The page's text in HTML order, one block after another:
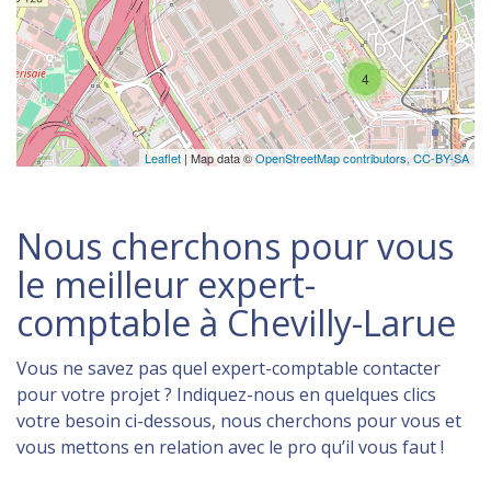
4
Leaflet| Map data ©OpenStreetMap contributors, CC-BY-SA
Nous cherchons pour vous
le meilleur expert-
comptable à Chevilly-Larue
Vous ne savez pas quel expert-comptable contacter
pour votre projet ? Indiquez-nous en quelques clics
votre besoin ci-dessous, nous cherchons pour vous et
vous mettons en relation avec le pro qu’il vous faut !